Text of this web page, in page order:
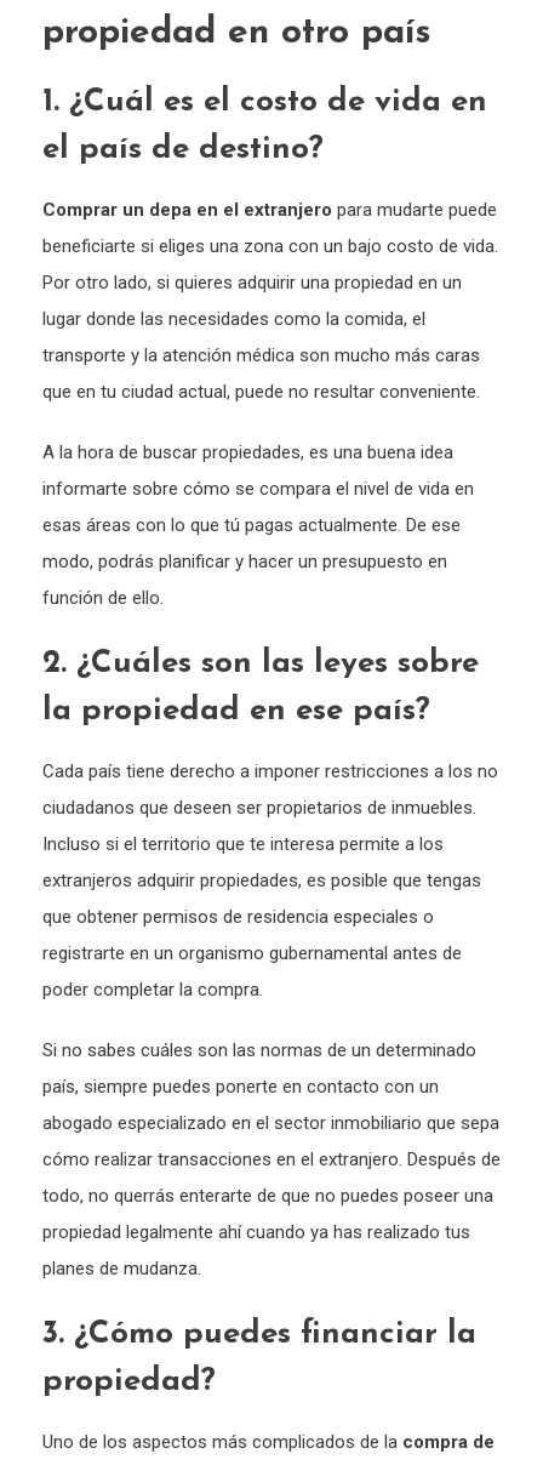
propiedad en otro país
1. ¿Cuál es el costo de vida en
el país de destino?
Comprar un depa en el extranjero para mudarte puede
beneficiarte si eliges una zona con un bajo costo de vida.
Por otro lado, si quieres adquirir una propiedad en un
lugar donde las necesidades como la comida, el
transporte y la atención médica son mucho más caras
que en tu ciudad actual, puede no resultar conveniente.
A la hora de buscar propiedades, es una buena idea
informarte sobre cómo se compara el nivel de vida en
esas áreas con lo que tú pagas actualmente. De ese
modo, podrás planificar y hacer un presupuesto en
función de ello.
2. ¿Cuáles son las leyes sobre
la propiedad en ese país?
Cada país tiene derecho a imponer restricciones a los no
ciudadanos que deseen ser propietarios de inmuebles.
Incluso si el territorio que te interesa permite a los
extranjeros adquirir propiedades, es posible que tengas
que obtener permisos de residencia especiales o
registrarte en un organismo gubernamental antes de
poder completar la compra.
Si no sabes cuáles son las normas de un determinado
país, siempre puedes ponerte en contacto con un
abogado especializado en el sector inmobiliario que sepa
cómo realizar transacciones en el extranjero. Después de
todo, no querrás enterarte de que no puedes poseer una
propiedad legalmente ahí cuando ya has realizado tus
planes de mudanza.
3. ¿Cómo puedes financiar la
propiedad?
Uno de los aspectos más complicados de la compra de